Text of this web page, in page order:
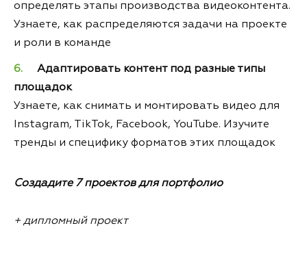
определять этапы производства видеоконтента.
Узнаете, как распределяются задачи на проекте
и роли в команде
Адаптировать контент под разные типы
площадок
Узнаете, как снимать и монтировать видео для
Instagram, TikTok, Facebook, YouTube. Изучите
тренды и специфику форматов этих площадок
Создадите 7 проектов для портфолио
+ дипломный проект